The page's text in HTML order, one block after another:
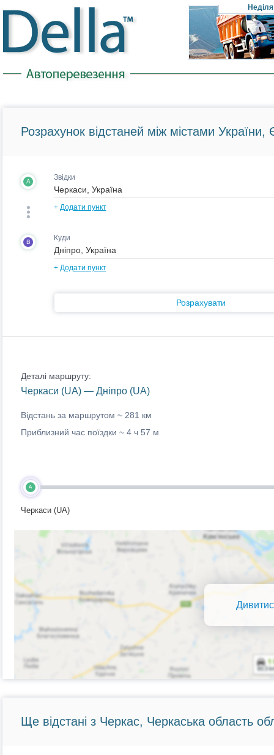
Неділя
Розрахунок відстаней між містами України,
A Звідки
+ Додати пункт
B Куди
+ Додати пункт
Розрахувати
Деталі маршруту:
Черкаси (UA) — Дніпро (UA)
Відстань за маршрутом ~ 281 км
Приблизний час поїздки ~ 4 ч 57 м
A
Черкаси (UA)
Ще відстані з Черкас, Черкаська область